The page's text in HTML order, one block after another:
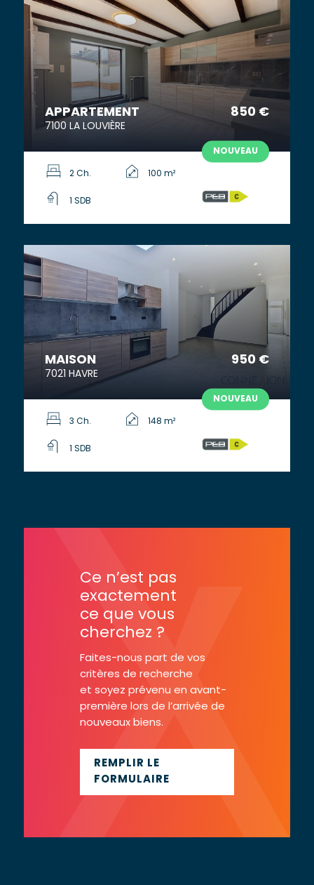
APPARTEMENT 850 €
7100 LA LOUVIÈRE
NOUVEAU
2 Ch. 100 m²
1 SDB
MAISON 950 €
7021 HAVRE
NOUVEAU
3 Ch. 148 m²
1 SDB
Ce n’est pas
exactement
ce que vous
cherchez ?
Faites-nous part de vos
critères de recherche
et soyez prévenu en avant-
première lors de l’arrivée de
nouveaux biens.
REMPLIR LE
FORMULAIRE